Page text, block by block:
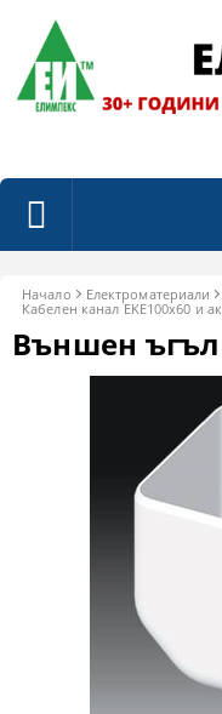
Начало Електроматериали
Кабелен канал EKE100x60 и
Външен ъгъл